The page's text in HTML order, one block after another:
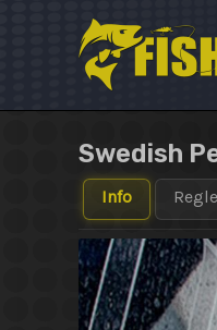
Swedish
Info